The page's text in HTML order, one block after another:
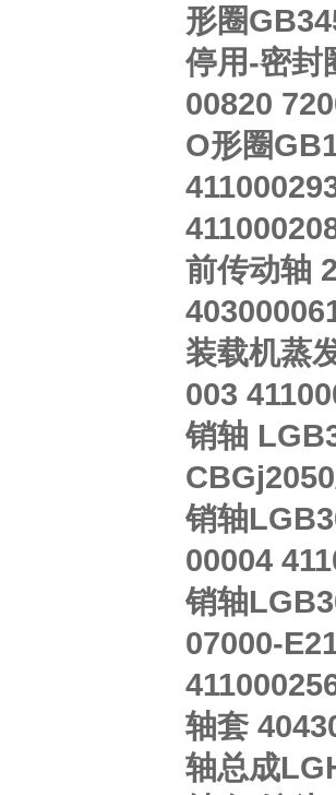
形圈
停用-密封
00820
O形圈
前传动轴
装载机蒸
003
销轴
销轴
00004
销轴
07000-
轴套
轴总成